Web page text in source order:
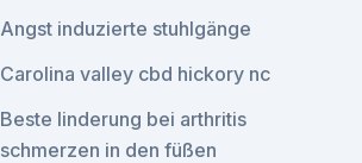
Angst induzierte stuhlgänge
Carolina valley cbd hickory nc
Beste linderung bei arthritis
schmerzen in den füßen